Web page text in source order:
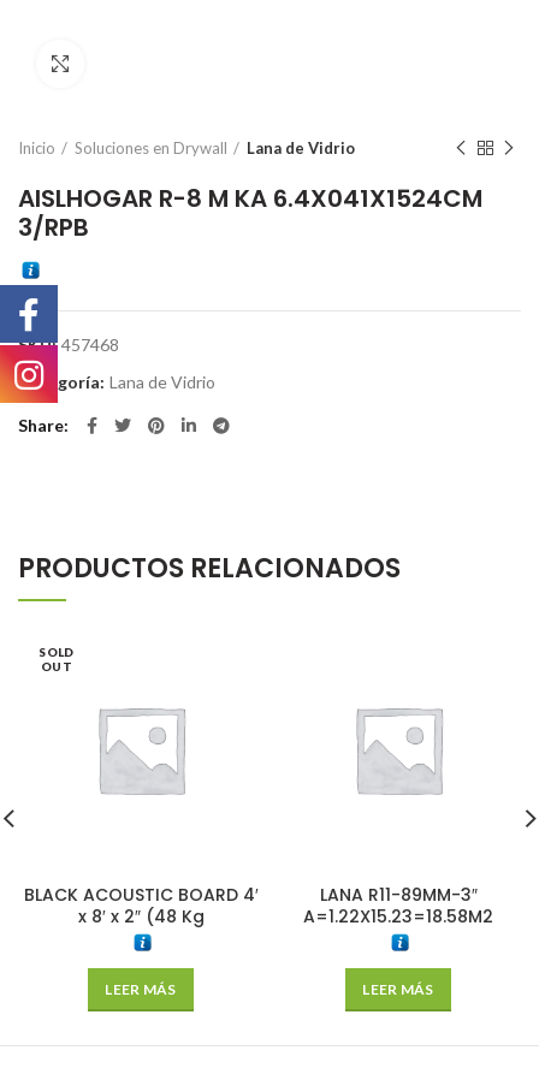
Inicio Soluciones en Drywall Lana de Vidrio
AISLHOGAR R-8 M KA 6.4X041X1524CM
3/RPB
SKU:457468
Categoría: Lana de Vidrio
Share
PRODUCTOS RELACIONADOS
SOLD
OUT
BLACK ACOUSTIC BOARD 4′
x 8′ x 2″ (48 Kg
LEER MÁS
LANA R11-89MM-3″
A=1.22X15.23=18.58M2
LEER MÁS